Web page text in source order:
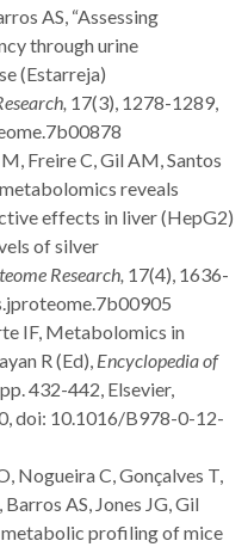
AS, “Assessing
through urine
(Estarreja)
17(3), 1278-1289,
Freire C, Gil AM, Santos
reveals
effects in liver (HepG2)
of silver
Research, 17(4), 1636-
IF, Metabolomics in
R (Ed), Encyclopedia of
432-442, Elsevier,
doi: 10.1016/B978-0-12-
Nogueira C, Gonçalves T,
AS, Jones JG, Gil
profiling of mice